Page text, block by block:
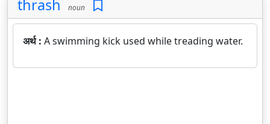
thrash noun
अर्थ : A swimming kick used while treading water.